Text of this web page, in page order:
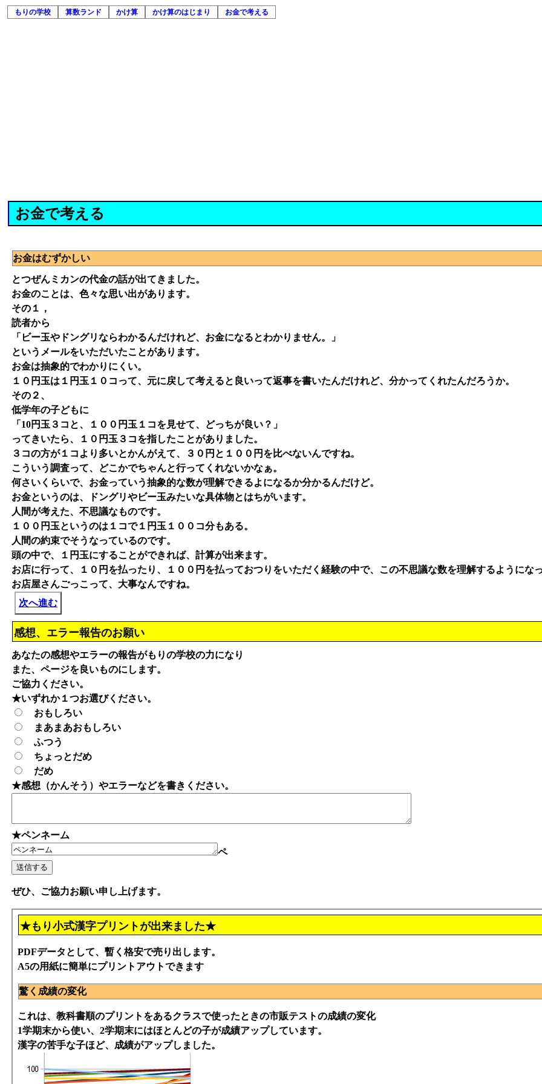
もりの学校 算数ランド かけ算 かけ算のはじまり お金で考える
お金で考える
お金はむずかしい
とつぜんミカンの代金の話が出てきました。
お金のことは、色々な思い出があります。
その１，
読者から
「ビー玉やドングリならわかるんだけれど、お金になるとわかりません。」
というメールをいただいたことがあります。
お金は抽象的でわかりにくい。
１０円玉は１円玉１０コって、元に戻して考えると良いって返事を書いたんだけれど、分かってくれたんだろうか。
その２、
低学年の子どもに
「10円玉３コと、１００円玉１コを見せて、どっちが良い？」
ってきいたら、１０円玉３コを指したことがありました。
３コの方が１コより多いとかんがえて、３０円と１００円を比べないんですね。
こういう調査って、どこかでちゃんと行ってくれないかなぁ。
何さいくらいで、お金っていう抽象的な数が理解できるよになるか分かるんだけど。
お金というのは、ドングリやビー玉みたいな具体物とはちがいます。
人間が考えた、不思議なものです。
１００円玉というのは１コで１円玉１００コ分もある。
人間の約束でそうなっているのです。
頭の中で、１円玉にすることができれば、計算が出来ます。
お店に行って、１０円を払ったり、１００円を払っておつりをいただく経験の中で、この不思議な数を理解するようにな
お店屋さんごっこって、大事なんですね。
次へ進む
感想、エラー報告のお願い
あなたの感想やエラーの報告がもりの学校の力になり
また、ページを良いものにします。
ご協力ください。
★いずれか１つお選びください。
おもしろい
まあまあおもしろい
ふつう
ちょっとだめ
だめ
★感想（かんそう）やエラーなどを書きください。
★ペンネーム
ペ
ぜひ、ご協力お願い申し上げます。